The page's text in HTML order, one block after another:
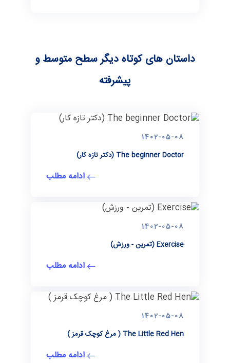
داستان های کوتاه دیگر سطح متوسط و
پیشرفته
1402-05-08
The beginner Doctor (دكتر تازه كار)
ادامه مطلب
1402-05-08
Exercise (تمرین - ورزش)
ادامه مطلب
1402-05-08
The Little Red Hen ( مرغ کوچک قرمز )
ادامه مطلب